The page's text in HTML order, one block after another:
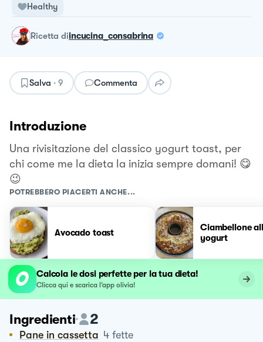
Healthy
ricetta diincucina_consabrina
Salva · 9 Commenta
Introduzione
Una rivisitazione del classico yogurt toast, per
chi come me la dieta la inizia sempre domani! 😋
😉
POTREBBERO PIACERTI ANCHE...
Avocado toast
Ciambellone
yogurt
Calcola le dosi perfette per la tua dieta!
Clicca qui e scarica l’app olivia!
Ingredienti 2
Pane in cassetta 4 fette